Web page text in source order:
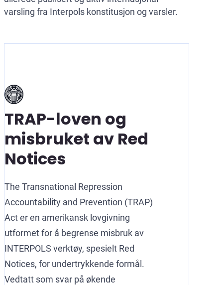
varsling fra Interpols konstitusjon og varsler.
TRAP-loven og
misbruket av Red
Notices
The Transnational Repression
Accountability and Prevention (TRAP)
Act er en amerikansk lovgivning
utformet for å begrense misbruk av
INTERPOLS verktøy, spesielt Red
Notices, for undertrykkende formål.
Vedtatt som svar på økende